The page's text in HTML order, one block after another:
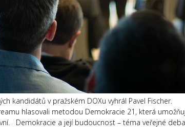
kandidátů v pražském DOXu vyhrál Pavel Fischer.
hlasovali metodou Demokracie 21, která
Demokracie a její budoucnost – téma veřejné